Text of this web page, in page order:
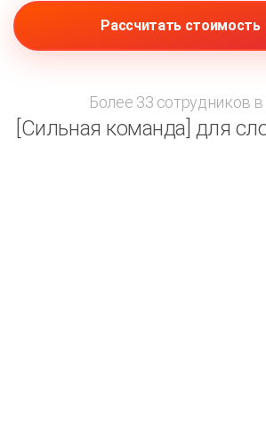
Рассчитать стоимость
Более 33 сотрудников
[Сильная команда] для